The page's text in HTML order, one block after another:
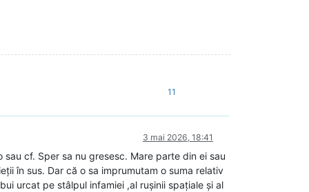
11
3 mai 2026, 18:41
cf. Sper sa nu gresesc. Mare parte din ei sau
în sus. Dar că o sa imprumutam o suma relativ
urcat pe stâlpul infamiei ,al rușinii spațiale și al